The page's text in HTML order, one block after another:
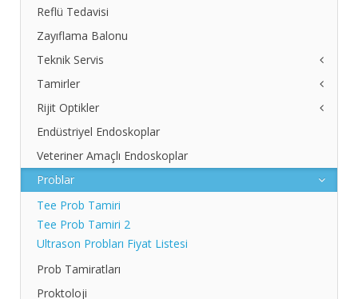
Egzama Nedir
Gastroskopi Nedir
Kolonoskopi Nedir
Pulmoner Ödem Nedir
Safra Kesesi Taşları
Reflü Tedavisi
Zayıflama Balonu
Teknik Servis
Teknik Servis Formu
Endoskop Prossesor Bağlantı Şeması
Tamirler
Endovizyon Tamirleri
Rijit Optikler
2. El Rijit Optikler
Arızalı Olanı Getirin, Yenisini Verelim
Endüstriyel Endoskoplar
Veteriner Amaçlı Endoskoplar
Problar
Tee Prob Tamiri
Tee Prob Tamiri 2
Ultrason Probları Fiyat Listesi
Prob Tamiratları
Proktoloji